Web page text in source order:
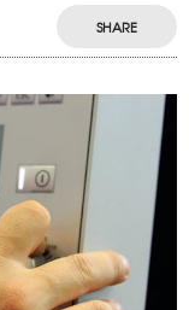
SHARE